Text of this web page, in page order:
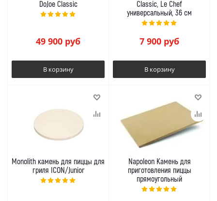
DoJoe Classic
49 900 руб
В корзину
Classic, Le Chef
универсальный, 36 см
7 900 руб
В корзину
Monolith камень для пиццы для
гриля ICON/Junior
Napoleon Камень для
приготовления пиццы
прямоугольный